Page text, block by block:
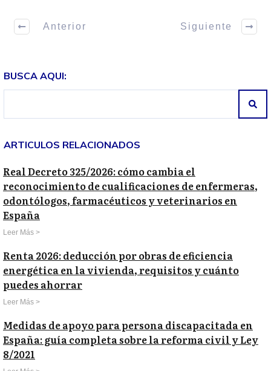
Anterior Siguiente
BUSCA AQUI:
ARTICULOS RELACIONADOS
Real Decreto 325/2026: cómo cambia el
reconocimiento de cualificaciones de enfermeras,
odontólogos, farmacéuticos y veterinarios en
España
Leer Más >
Renta 2026: deducción por obras de eficiencia
energética en la vivienda, requisitos y cuánto
puedes ahorrar
Leer Más >
Medidas de apoyo para persona discapacitada en
España: guía completa sobre la reforma civil y Ley
8/2021